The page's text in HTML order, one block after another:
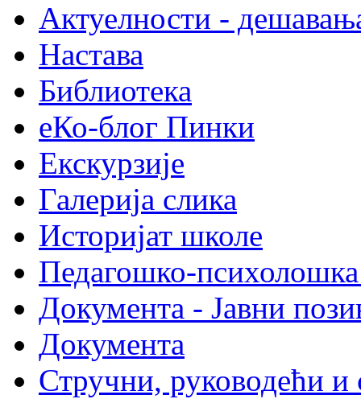
Актуелности -
Настава
Библиотека
еКо-блог Пинки
Екскурзије
Галерија слика
Историјат школе
Педагошко-психолошка
Документа - Јавни
Документа
Стручни, руководећи и